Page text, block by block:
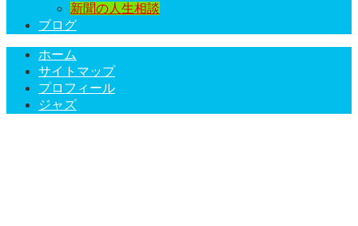
新聞の人生相談
ブログ
ホーム
サイトマップ
プロフィール
ジャズ